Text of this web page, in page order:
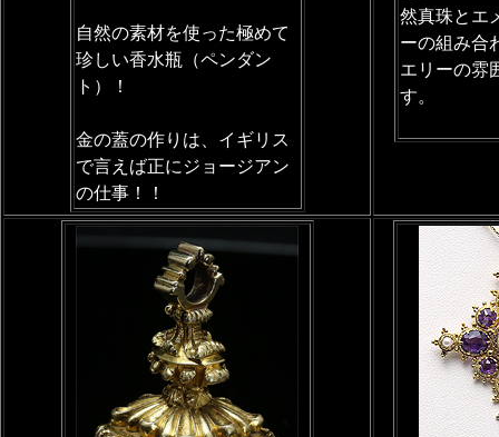
自然の素材を使った極めて
珍しい香水瓶（ペンダン
ト）！
金の蓋の作りは、イギリス
で言えば正にジョージアン
の仕事！！
然真珠とエ
ーの組み合
エリーの雰
す。